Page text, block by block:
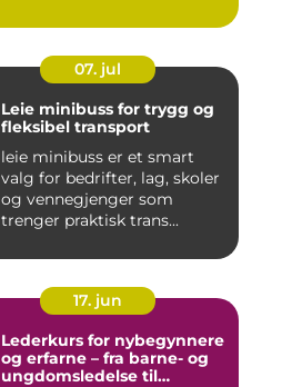
07. jul
Leie minibuss for trygg og
fleksibel transport
leie minibuss er et smart
valg for bedrifter, lag, skoler
og vennegjenger som
trenger praktisk trans...
17. jun
Lederkurs for nybegynnere
og erfarne – fra barne- og
ungdomsledelse til